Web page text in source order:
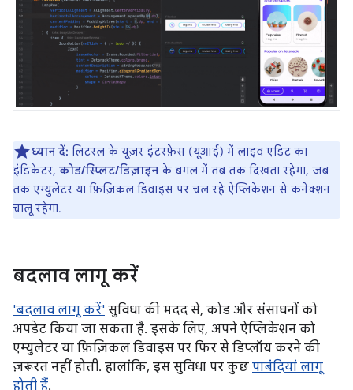
ध्यान दें: लिटरल के यूज़र इंटरफ़ेस (यूआई) में लाइव एडिट का
इंडिकेटर, कोड/स्प्लिट/डिज़ाइन के बगल में तब तक दिखता रहेगा, जब
तक एम्युलेटर या फ़िज़िकल डिवाइस पर चल रहे ऐप्लिकेशन से कनेक्शन
चालू रहेगा.
बदलाव लागू करें
'बदलाव लागू करें' सुविधा की मदद से, कोड और संसाधनों को
अपडेट किया जा सकता है. इसके लिए, अपने ऐप्लिकेशन को
एम्युलेटर या फ़िज़िकल डिवाइस पर फिर से डिप्लॉय करने की
ज़रूरत नहीं होती. हालांकि, इस सुविधा पर कुछ पाबंदियां लागू
होती हैं.